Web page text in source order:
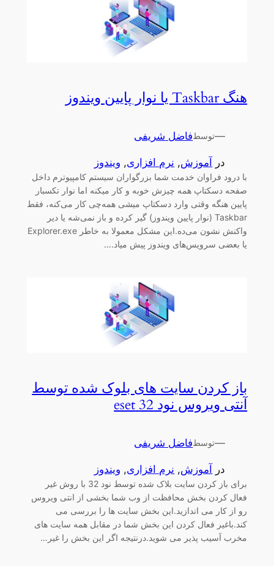
هنگ Taskbar یا نوار پایین ویندوز
—توسطفاضل شریفی
در آموزش, نرم افزاری, ویندوز
با درود فراوان خدمت شما بزرگواران سیستم کامپیوترم داخل
صفحه دسکتاپ همه چیزش خوبه و کار میکنه اما نوار تکسبار
پایین هنگه وقتی وارد دسکتاپ میشی همه‌چی کار می‌کنه، فقط
Taskbar (نوار پایین ویندوز) گیر کرده و باز نمی‌شه یا دیر
واکنش نشون می‌ده.این مشکل معمولا به خاطر Explorer.exe
یا بعضی سرویس‌های ویندوز پیش میاد.…
باز کردن سایت های بلوک شده توسط
آنتی ویروس نود 32 eset
—توسطفاضل شریفی
در آموزش, نرم افزاری, ویندوز
برای باز کردن سایت بلاک شده توسط نود 32 با روش غیر
فعال کردن بخش محافظت از وب شما بخشی از انتی ویروس
رو از کار می اندازید.این بخش سایت ها را بررسی می
کند.باغیر فعال کردن این بخش شما در مقابل همه سایت های
مخرب آسیب پذیر می شوید.درنتیجه اگر این بخش را غیر…